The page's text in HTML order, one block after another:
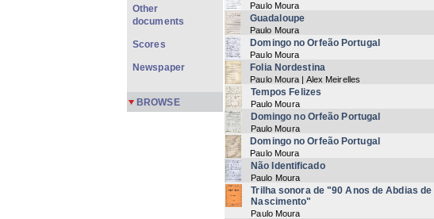
Paulo Moura
Guadaloupe
Paulo Moura
Domingo no Orfeão Portugal
Paulo Moura
Folia Nordestina
Paulo Moura | Alex Meirelles
Tempos Felizes
Paulo Moura
Domingo no Orfeão Portugal
Paulo Moura
Domingo no Orfeão Portugal
Paulo Moura
Não Identificado
Paulo Moura
Trilha sonora de "90 Anos de Abdias de
Nascimento"
Paulo Moura
Other
documents
Scores
Newspaper
BROWSE